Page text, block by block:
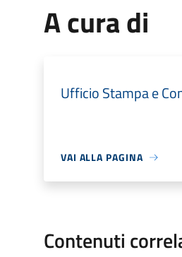
A cura di
Ufficio Stampa e
VAI ALLA PAGINA
Contenuti